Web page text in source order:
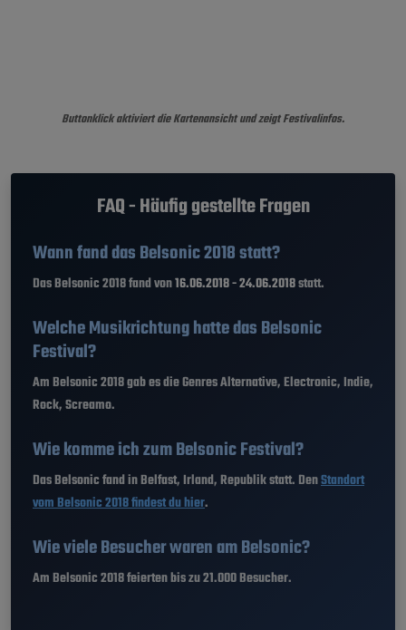
Buttonklick aktiviert die Kartenansicht und zeigt Festivalinfos.
FAQ - Häufig gestellte Fragen
Wann fand das Belsonic 2018 statt?
Das Belsonic 2018 fand von16.06.2018 - 24.06.2018statt.
Welche Musikrichtung hatte das Belsonic
Festival?
Am Belsonic 2018 gab es die Genres Alternative, Electronic, Indie,
Rock, Screamo.
Wie komme ich zum Belsonic Festival?
Das Belsonic fand in Belfast, Irland, Republik statt. DenStandort
vom Belsonic 2018 findest du hier.
Wie viele Besucher waren am Belsonic?
Am Belsonic 2018 feierten bis zu 21.000 Besucher.